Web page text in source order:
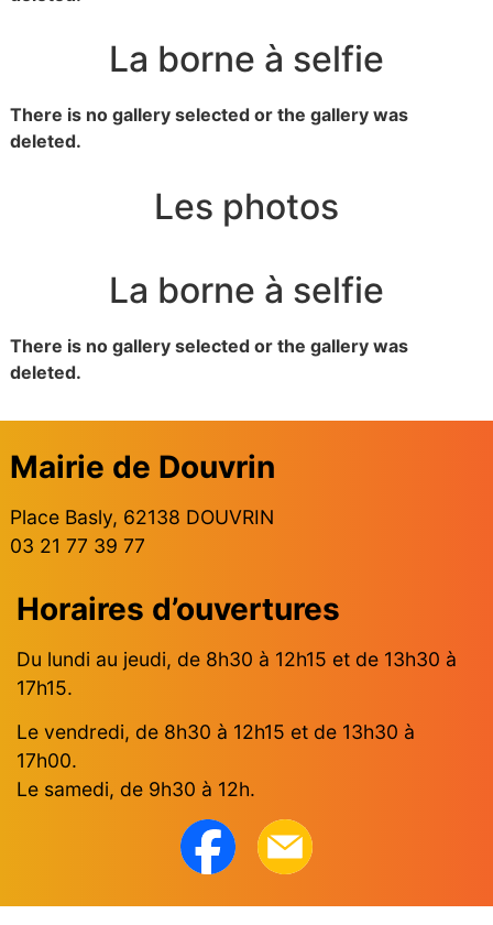
La borne à selfie
There is no gallery selected or the gallery was
deleted.
Les photos
La borne à selfie
There is no gallery selected or the gallery was
deleted.
Mairie de Douvrin
Place Basly, 62138 DOUVRIN
03 21 77 39 77
Horaires d’ouvertures
Du lundi au jeudi, de 8h30 à 12h15 et de 13h30 à
17h15.
Le vendredi, de 8h30 à 12h15 et de 13h30 à
17h00.
Le samedi, de 9h30 à 12h.